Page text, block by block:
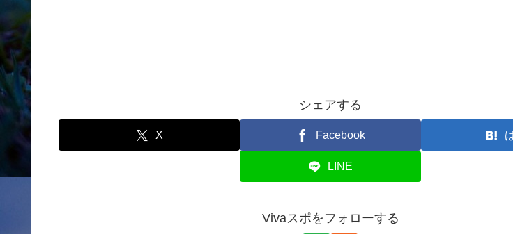
シェアする
X Facebook
LINE
Vivaスポをフォローする